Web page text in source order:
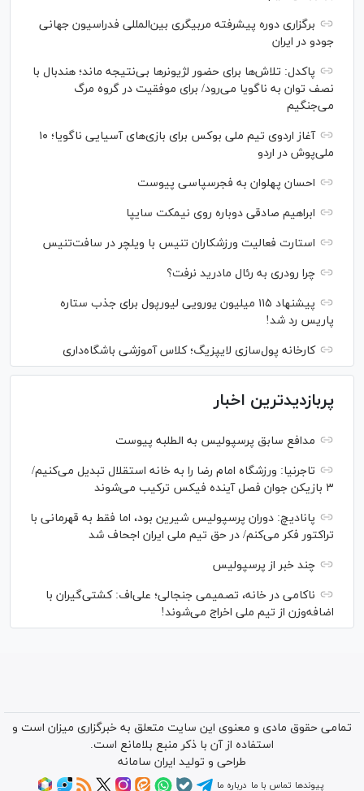
برگزاری دوره پیشرفته مربیگری بین‌المللی فدراسیون جهانی
جودو در ایران
پاکدل: تلاش‌ها برای حضور لژیونر‌ها بی‌نتیجه ماند؛ هندبال با
نصف توان به ناگویا می‌رود/ برای موفقیت در گروه مرگ
می‌جنگیم
آغاز اردوی تیم ملی بوکس برای بازی‌های آسیایی ناگویا؛ ۱۰
ملی‌پوش در اردو
احسان پهلوان به فجرسپاسی پیوست
ابراهیم صادقی دوباره روی نیمکت سایپا
استارت فعالیت ورزشکاران تنیس با ویلچر در سافت‌تنیس
چرا رودری به رئال مادرید نرفت؟
پیشنهاد ۱۱۵ میلیون یورویی لیورپول برای جذب ستاره
پاریس رد شد!
کارخانه پول‌سازی لایپزیگ؛ کلاس آموزشی باشگاه‌داری
پربازدیدترین اخبار
مدافع سابق پرسپولیس به الطلبه پیوست
تاجرنیا: ورزشگاه امام رضا را به خانه استقلال تبدیل می‌کنیم/
۳ بازیکن جوان فصل آینده فیکس ترکیب می‌شوند
پانادیچ: دوران پرسپولیس شیرین بود، اما فقط به قهرمانی با
تراکتور فکر می‌کنم/ در حق تیم ملی ایران اجحاف شد
چند خبر از پرسپولیس
ناکامی در خانه، تصمیمی جنجالی؛ علی‌اف: کشتی‌گیران با
اضافه‌وزن از تیم ملی اخراج می‌شوند!
تمامی حقوق مادی و معنوی این سایت متعلق به خبرگزاری میزان است و
استفاده از آن با ذکر منبع بلامانع است.
طراحی و تولید ایران سامانه
پیوندها تماس با ما درباره ما